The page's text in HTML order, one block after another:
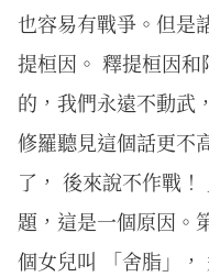
也容易有戰爭。但是
提桓因。 釋提桓因
的，我們永遠不動武
修羅聽見這個話更不
了， 後來說不作戰
題，這是一個原因。
個女兒叫 「舍脂」